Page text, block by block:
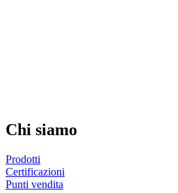
Chi siamo
Prodotti
Certificazioni
Punti vendita